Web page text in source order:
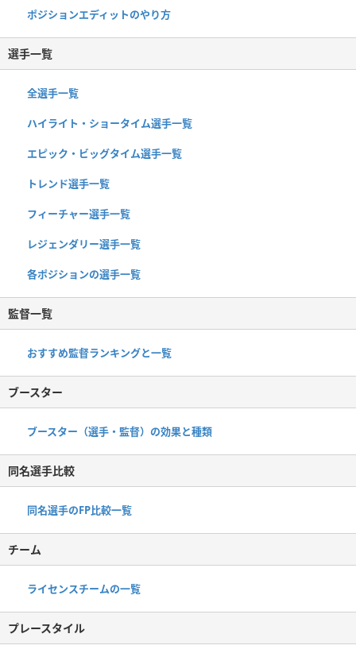
ポジションエディットのやり方
選手一覧
全選手一覧
ハイライト・ショータイム選手一覧
エピック・ビッグタイム選手一覧
トレンド選手一覧
フィーチャー選手一覧
レジェンダリー選手一覧
各ポジションの選手一覧
監督一覧
おすすめ監督ランキングと一覧
ブースター
ブースター（選手・監督）の効果と種類
同名選手比較
同名選手のFP比較一覧
チーム
ライセンスチームの一覧
プレースタイル